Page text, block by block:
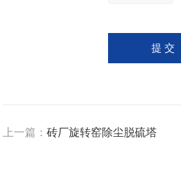
上一篇： 砖厂旋转窑除尘脱硫塔